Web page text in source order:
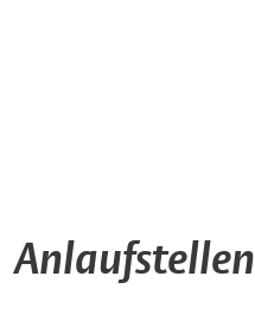
Anlaufstellen